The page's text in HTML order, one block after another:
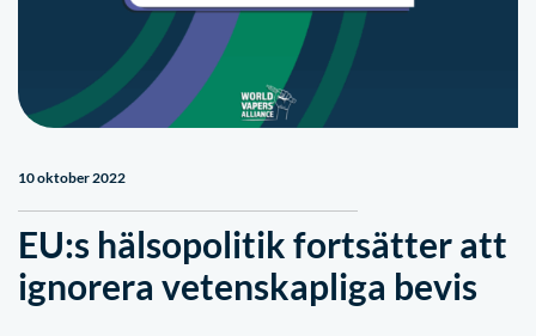
10 oktober 2022
EU:s hälsopolitik fortsätter att
ignorera vetenskapliga bevis